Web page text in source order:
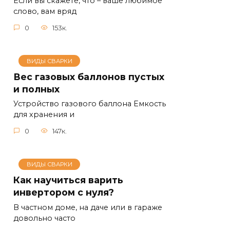
слово, вам вряд
0 153к.
ВИДЫ СВАРКИ
Вес газовых баллонов пустых
и полных
Устройство газового баллона Емкость
для хранения и
0 147к.
ВИДЫ СВАРКИ
Как научиться варить
инвертором с нуля?
В частном доме, на даче или в гараже
довольно часто